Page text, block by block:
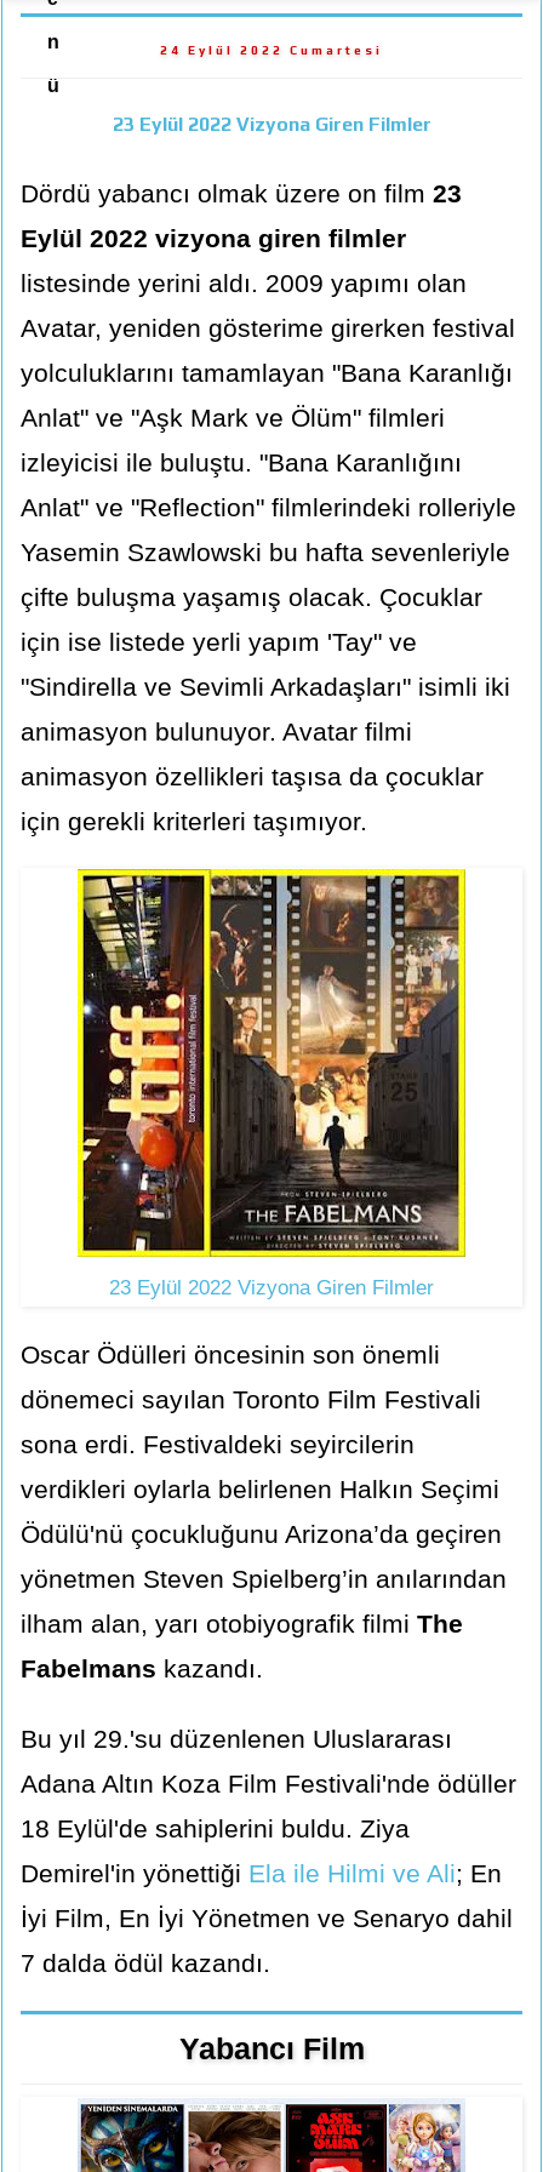
n
ü
24 Eylül 2022 Cumartesi
23 Eylül 2022 Vizyona Giren Filmler
Dördü yabancı olmak üzere on film 23
Eylül 2022 vizyona giren filmler
listesinde yerini aldı. 2009 yapımı olan
Avatar, yeniden gösterime girerken festival
yolculuklarını tamamlayan "Bana Karanlığı
Anlat" ve "Aşk Mark ve Ölüm" filmleri
izleyicisi ile buluştu. "Bana Karanlığını
Anlat" ve "Reflection" filmlerindeki rolleriyle
Yasemin Szawlowski bu hafta sevenleriyle
çifte buluşma yaşamış olacak. Çocuklar
için ise listede yerli yapım 'Tay" ve
"Sindirella ve Sevimli Arkadaşları" isimli iki
animasyon bulunuyor. Avatar filmi
animasyon özellikleri taşısa da çocuklar
için gerekli kriterleri taşımıyor.
23 Eylül 2022 Vizyona Giren Filmler
Oscar Ödülleri öncesinin son önemli
dönemeci sayılan Toronto Film Festivali
sona erdi. Festivaldeki seyircilerin
verdikleri oylarla belirlenen Halkın Seçimi
Ödülü'nü çocukluğunu Arizona’da geçiren
yönetmen Steven Spielberg’in anılarından
ilham alan, yarı otobiyografik filmi The
Fabelmans kazandı.
Bu yıl 29.'su düzenlenen Uluslararası
Adana Altın Koza Film Festivali'nde ödüller
18 Eylül'de sahiplerini buldu. Ziya
Demirel'in yönettiği Ela ile Hilmi ve Ali; En
İyi Film, En İyi Yönetmen ve Senaryo dahil
7 dalda ödül kazandı.
Yabancı Film